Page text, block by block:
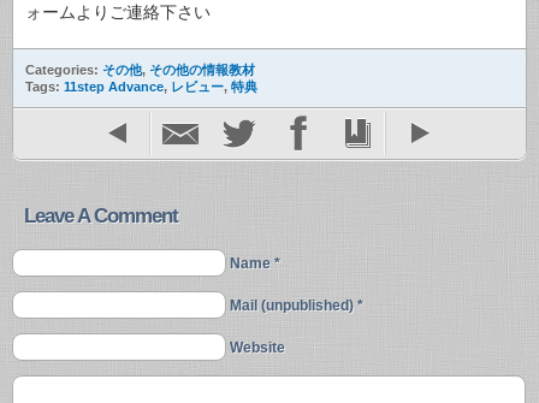
ォームよりご連絡下さい
Categories: その他, その他の情報教材
Tags: 11step Advance, レビュー, 特典
Leave A Comment
Name *
Mail (unpublished) *
Website